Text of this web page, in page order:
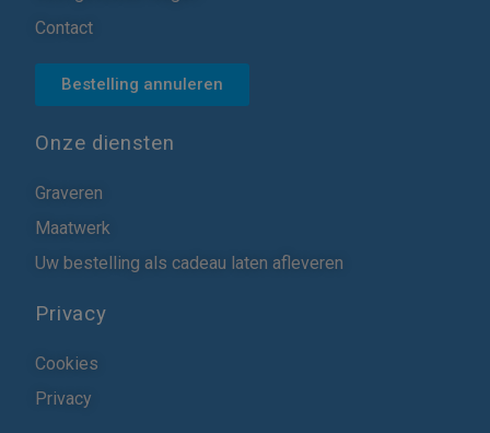
Contact
Bestelling annuleren
Onze diensten
Graveren
Maatwerk
Uw bestelling als cadeau laten afleveren
Privacy
Cookies
Privacy